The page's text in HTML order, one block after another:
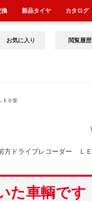
お気に入り 閲覧履歴
ＥＤ室
方ドライブレコーダー Ｌ
た車輌です
換 新品タイヤ カタログ